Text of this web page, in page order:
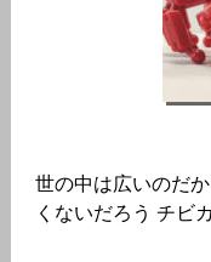
世の中は広いのだ
くないだろう チビ